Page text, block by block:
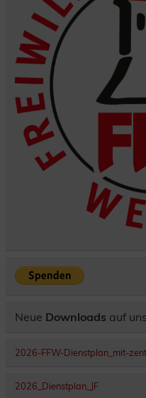
Neue Downloads auf
2026-FFW-Dienstplan_mit-
2026_Dienstplan_JF